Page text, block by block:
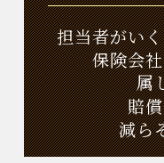
担当者がい
保険会
属
賠
減ら